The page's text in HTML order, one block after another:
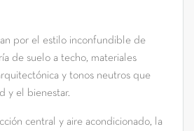
por el estilo inconfundible de
de suelo a techo, materiales
y tonos neutros que
y el bienestar.
central y aire acondicionado, la